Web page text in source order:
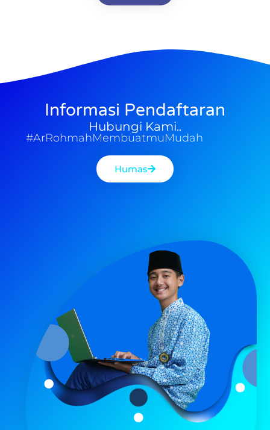
Informasi Pendaftaran
Hubungi Kami..
#ArRohmahMembuatmuMudah
Humas